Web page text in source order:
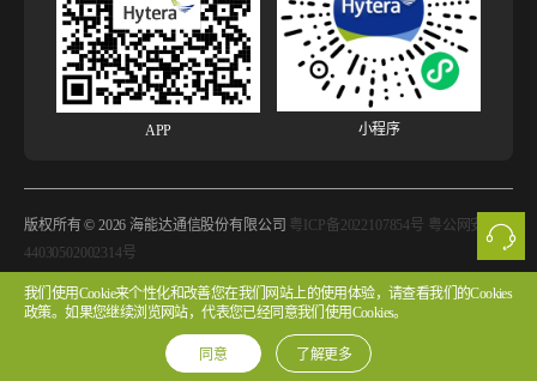
APP 小程序
版权所有 © 2026 海能达通信股份有限公司 粤ICP备2022107854号 粤公网安备
44030502002314号
法律声明 网站使用声明 隐私政策 Cookie政策
版权声明
许可协议
我们使用Cookie来个性化和改善您在我们网站上的使用体验，请查看我们的Cookies
政策。如果您继续浏览网站，代表您已经同意我们使用Cookies。
同意 了解更多